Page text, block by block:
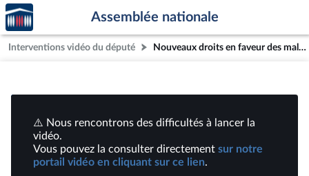
Aller au contenu
Aller en bas de la page
Accèder
à la
page
d'accueil
Assemblée nationale
Interventions vidéo du député Nouveaux droits en faveur des malades et des personnes en fin de vie : Auditions diverses et table ronde | Vidéos
⚠️ Nous rencontrons des difficultés à lancer la
vidéo.
Vous pouvez la consulter directement sur notre
portail vidéo en cliquant sur ce lien.